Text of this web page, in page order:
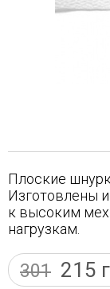
Плоские
Изготовлены
к высоким
нагрузкам.
301 215